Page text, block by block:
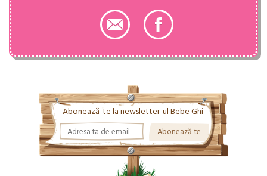
Abonează-te la newsletter-ul Bebe Ghi